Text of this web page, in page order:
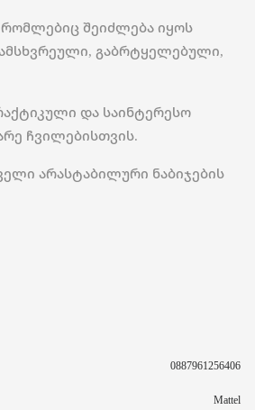
რომლებიც შეიძლება იყოს
გაბრტყელებული,
და საინტერესო
ჩვილებისთვის.
არასტაბილური ნაბიჯების
0887961256406
Mattel